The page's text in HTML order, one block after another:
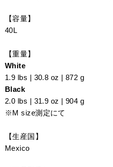
【容量】
40L
【重量】
White
1.9 lbs | 30.8 oz | 872 g
Black
2.0 lbs | 31.9 oz | 904 g
※M size測定にて
【生産国】
Mexico